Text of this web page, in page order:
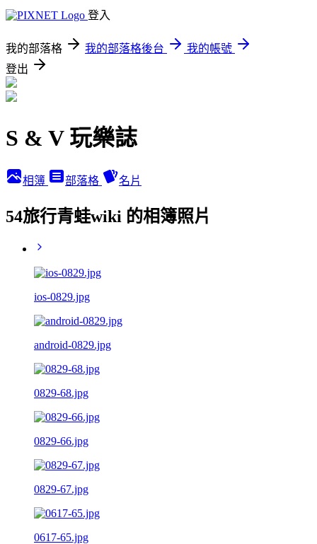
登入
我的部落格 我的部落格後台
我的帳號
登出
S & V 玩樂誌
相簿 部落格 名片
54旅行青蛙wiki 的相簿照片
ios-0829.jpg
android-0829.jpg
0829-68.jpg
0829-66.jpg
0829-67.jpg
0617-65.jpg